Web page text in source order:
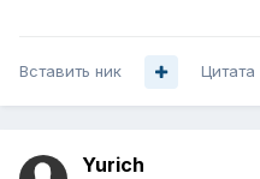
Вставить ник Цитата
Yurich